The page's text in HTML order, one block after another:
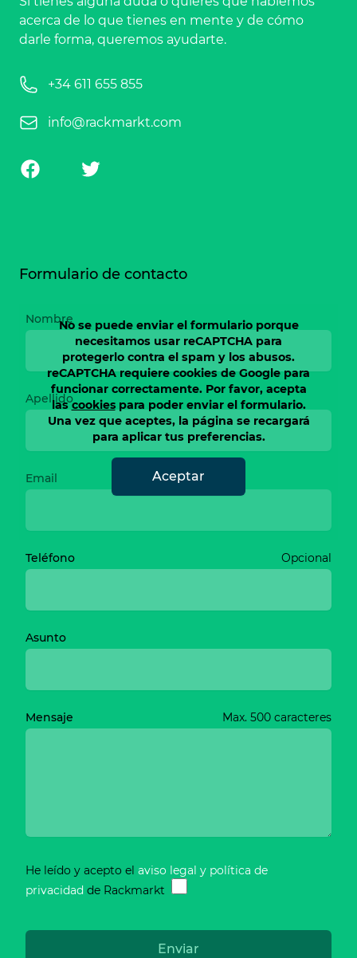
acerca de lo que tienes en mente y de cómo
darle forma, queremos ayudarte.
Phone number
+34 611 655 855
Emailinfo@rackmarkt.com
FacebookTwitter
Formulario de contacto
No se puede enviar el formulario porque
necesitamos usar reCAPTCHA para
protegerlo contra el spam y los abusos.
reCAPTCHA requiere cookies de Google para
funcionar correctamente. Por favor, acepta
lascookies para poder enviar el formulario.
Una vez que aceptes, la página se recargará
para aplicar tus preferencias.
Aceptar
Nombre
Apellido
Email
Teléfono Opcional
Asunto
Mensaje Max. 500 caracteres
He leído y acepto el aviso legal y política de
privacidad de Rackmarkt
Enviar